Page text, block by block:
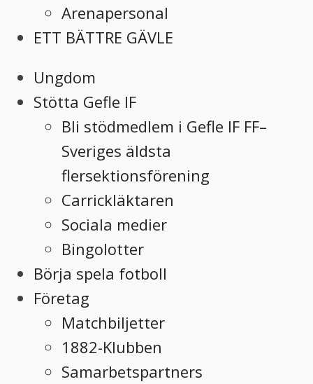
Arenapersonal
ETT BÄTTRE GÄVLE
Ungdom
Stötta Gefle IF
Bli stödmedlem i Gefle IF FF–
Sveriges äldsta
flersektionsförening
Carrickläktaren
Sociala medier
Bingolotter
Börja spela fotboll
Företag
Matchbiljetter
1882-Klubben
Samarbetspartners